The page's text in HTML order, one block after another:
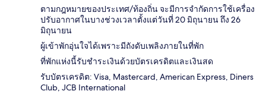
ตามกฎหมายของประเทศ/ท้องถิ่น จะมีการจำกัดการใช้เครื่อง
ปรับอากาศในบางช่วงเวลาตั้งแต่วันที่ 20 มิถุนายน ถึง 26
มิถุนายน
ผู้เข้าพักอุ่นใจได้เพราะมีถังดับเพลิงภายในที่พัก
ที่พักแห่งนี้รับชำระเงินด้วยบัตรเครดิตและเงินสด
รับบัตรเครดิต: Visa, Mastercard, American Express, Diners
Club, JCB International